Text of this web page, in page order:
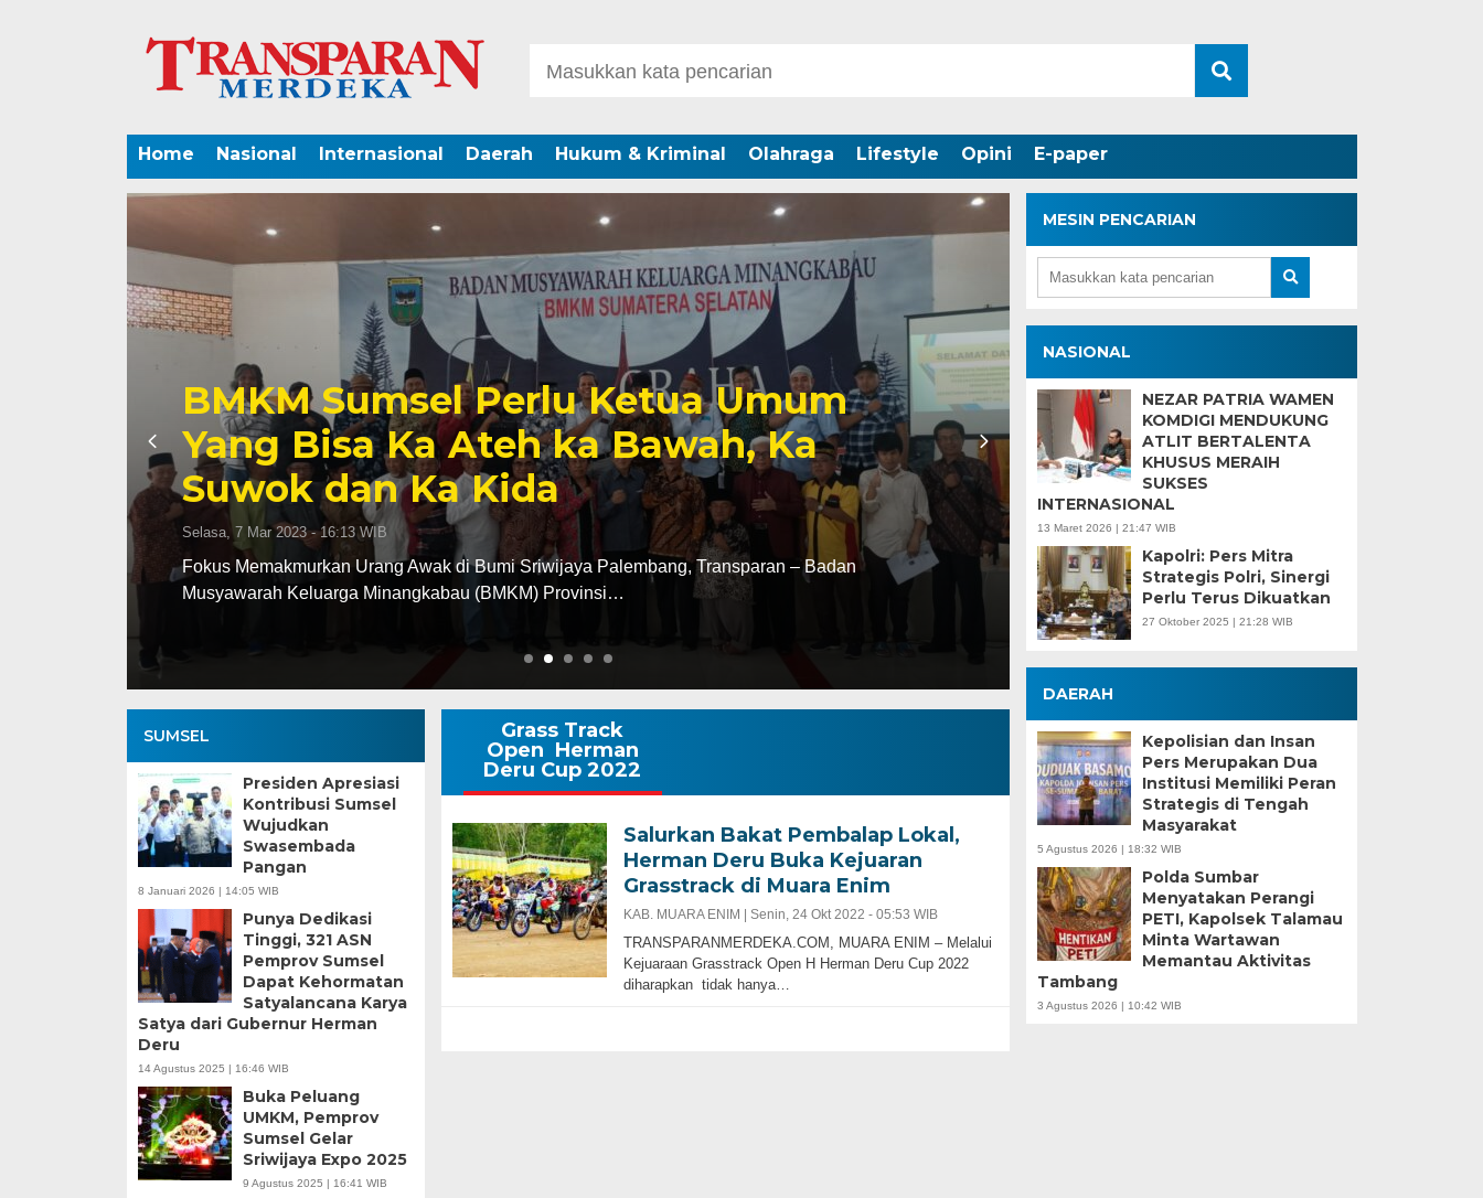
Home Nasional Internasional Daerah Hukum & Kriminal Olahraga Lifestyle Opini E-paper
Wagub Mawardi Yahya Dampingi
Airlangga Hartato Hadiri Peringati Isra
Mi’raj 1444 Hijriah di Palembang
Minggu, 19 Feb 2023 - 06:39 WIB
* Mawardi Yahya Harapkan Kader Golkar Berikan Perannya Dalam Memajukan Sumsel
TRANSPARANMERDEKA.COM, PALEMBANG – Wakil Gubernur…
Wagub Mawardi
Pandangan Umum
Terkait Pembahasan
Pemprov Sumsel
Selasa, 14 Feb 2023 - 06:16 WIB
TRANSPARANMERDEKA.COM, PALEMBANG –
didampingi Sekda SA Supriono menyimak
SUMSEL
Presiden Apresiasi
Kontribusi Sumsel
Wujudkan
Swasembada
Pangan
8 Januari 2026 | 14:05 WIB
Punya Dedikasi
Tinggi, 321 ASN
Pemprov Sumsel
Dapat Kehormatan
Satyalancana Karya
Satya dari Gubernur Herman
Deru
14 Agustus 2025 | 16:46 WIB
Buka Peluang
UMKM, Pemprov
Sumsel Gelar
Sriwijaya Expo 2025
9 Agustus 2025 | 16:41 WIB
Grass Track
Open Herman
Deru Cup 2022
Salurkan Bakat Pembalap Lokal,
Herman Deru Buka Kejuaran
Grasstrack di Muara Enim
KAB. MUARA ENIM | Senin, 24 Okt 2022 - 05:53 WIB
TRANSPARANMERDEKA.COM, MUARA ENIM – Melalui
Kejuaraan Grasstrack Open H Herman Deru Cup 2022
diharapkan tidak hanya…
MESIN PENCARIAN
NASIONAL
NEZAR PATRIA WAMEN
KOMDIGI MENDUKUNG
ATLIT BERTALENTA
KHUSUS MERAIH
SUKSES
INTERNASIONAL
13 Maret 2026 | 21:47 WIB
Kapolri: Pers Mitra
Strategis Polri, Sinergi
Perlu Terus Dikuatkan
27 Oktober 2025 | 21:28 WIB
DAERAH
Kepolisian dan Insan
Pers Merupakan Dua
Institusi Memiliki Peran
Strategis di Tengah
Masyarakat
5 Agustus 2026 | 18:32 WIB
Polda Sumbar
Menyatakan Perangi
PETI, Kapolsek Talamau
Minta Wartawan
Memantau Aktivitas
Tambang
3 Agustus 2026 | 10:42 WIB